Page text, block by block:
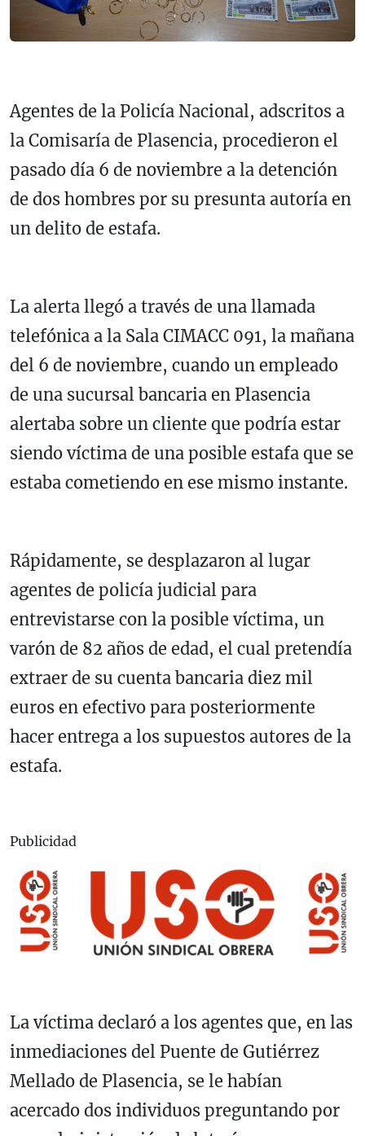
Agentes de la Policía Nacional, adscritos a
la Comisaría de Plasencia, procedieron el
pasado día 6 de noviembre a la detención
de dos hombres por su presunta autoría en
un delito de estafa.
La alerta llegó a través de una llamada
telefónica a la Sala CIMACC 091, la mañana
del 6 de noviembre, cuando un empleado
de una sucursal bancaria en Plasencia
alertaba sobre un cliente que podría estar
siendo víctima de una posible estafa que se
estaba cometiendo en ese mismo instante.
Rápidamente, se desplazaron al lugar
agentes de policía judicial para
entrevistarse con la posible víctima, un
varón de 82 años de edad, el cual pretendía
extraer de su cuenta bancaria diez mil
euros en efectivo para posteriormente
hacer entrega a los supuestos autores de la
estafa.
Publicidad
La víctima declaró a los agentes que, en las
inmediaciones del Puente de Gutiérrez
Mellado de Plasencia, se le habían
acercado dos individuos preguntando por